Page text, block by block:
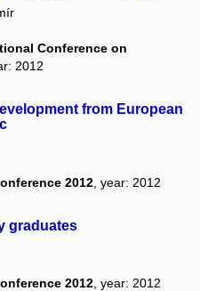
Conference on
2012
from European
2012 , year: 2012
graduates
2012 , year: 2012